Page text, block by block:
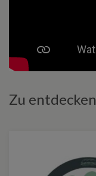
Zu entdecken